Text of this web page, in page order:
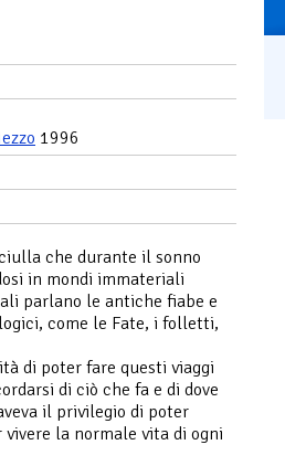
1996
che durante il sonno
in mondi immateriali
parlano le antiche fiabe e
come le Fate, i folletti,
di poter fare questi viaggi
di ciò che fa e di dove
il privilegio di poter
la normale vita di ogni